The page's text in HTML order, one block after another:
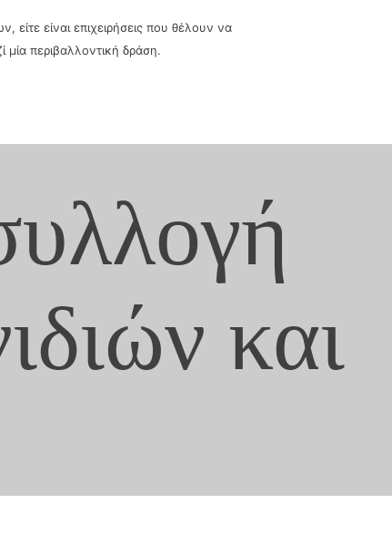
είτε είναι επιχειρήσεις που θέλουν να
περιβαλλοντική δράση.
και